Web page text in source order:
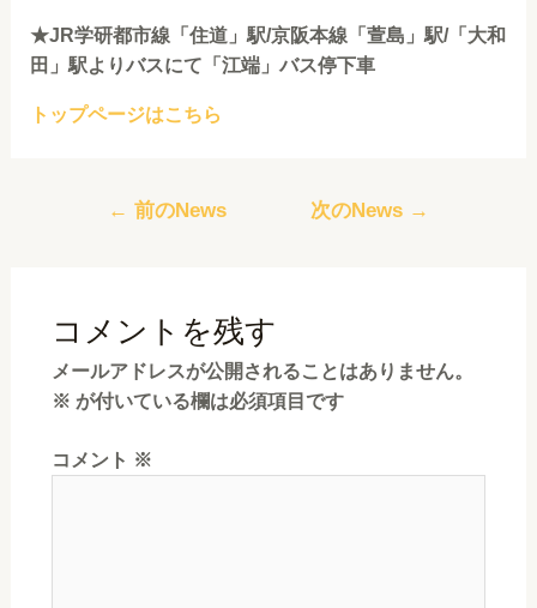
★JR学研都市線「住道」駅/京阪本線「萱島」駅/「大和
田」駅よりバスにて「江端」バス停下車
トップページはこちら
← 前のNews 次のNews →
コメントを残す
メールアドレスが公開されることはありません。
※ が付いている欄は必須項目です
コメント ※